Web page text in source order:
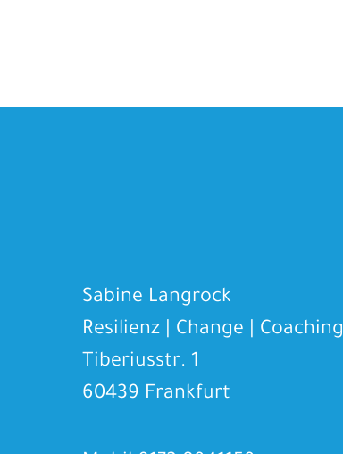
Sabine Langrock
Resilienz | Change | Coaching
Tiberiusstr. 1
60439 Frankfurt